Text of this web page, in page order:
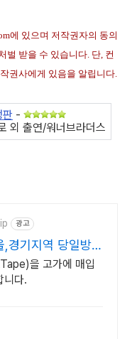
에 있으며 저작권자의 동의
벌 받을 수 있습니다. 단, 컨
권사에게 있음을 알립니다.
-
외 출연/워너브라더스
광고
경기지역 당일방문
니다.